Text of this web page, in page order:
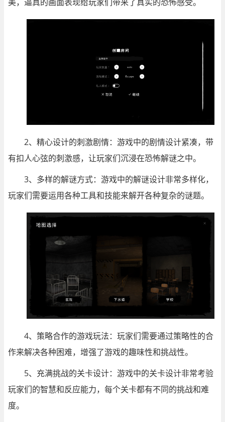
2、精心设计的刺激剧情：游戏中的剧情设计紧凑，带
有扣人心弦的刺激感，让玩家们沉浸在恐怖解谜之中。
3、多样的解谜方式：游戏中的解谜设计非常多样化，
玩家们需要运用各种工具和技能来解开各种复杂的谜题。
4、策略合作的游戏玩法：玩家们需要通过策略性的合
作来解决各种困难，增强了游戏的趣味性和挑战性。
5、充满挑战的关卡设计：游戏中的关卡设计非常考验
玩家们的智慧和反应能力，每个关卡都有不同的挑战和难
度。